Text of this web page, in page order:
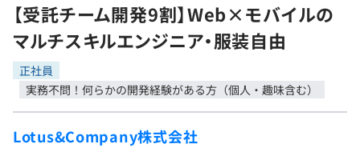
転職成功ガイド
転職エージェント
インタビュー
転職成功ガイド
求人検索
本選考
インターン
新卒エージェント
学習
問題集
4択課題
プログラミング言語
SQL
ゲーム・マンガ
メディア
【受託チーム開発9割】Web×モバイルの
マルチスキルエンジニア・服装自由
正社員
実務不問！何らかの開発経験がある方（個人・趣味含む）
Lotus&Company株式会社